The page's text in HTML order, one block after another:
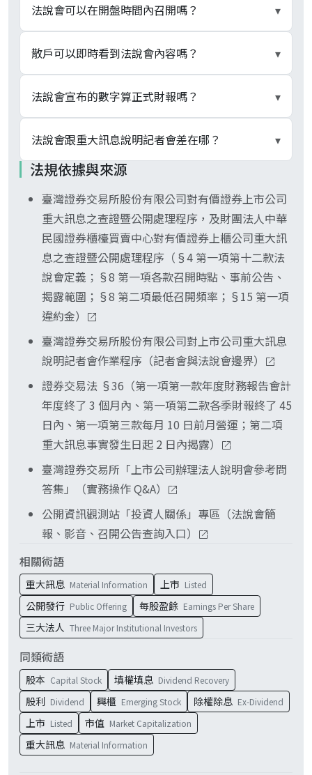
法源是 TWSE 與 TPEx 各自的重大訊息查證暨公開
處理程序（條文見 references）。上市公司每年至
少要在境內自辦或受邀參加一次（創新板每半年、
自 114/1/1 起拉齊為每年一次。法規沒有「強制召
開」的條文，但未達最低頻率可能影響監理評等與
法說會可以在開盤時間內召開嗎？ ▾
原則上不行。除三種例外情形外，法說會不得於交
易時間（09:00–13:30）內召開：(一) 因時差致於
交易時間內召開、(二) 受邀參加者、(三) 其他經申
排在收盤後或週末。
散戶可以即時看到法說會內容嗎？ ▾
可以。會中揭露之財務業務資訊不得逾越同步申報
於 MOPS 之內容，這是程序明文要求。散戶可上公
開資訊觀測站（mops.twse.com.tw）「投資人關
檔；部分權值股另提供線上直播。資訊取得時點散
戶與法人理論上一致，差別在於法人多有研究員即
時消化。
法說會宣布的數字算正式財報嗎？ ▾
不算。法說會多揭露管理層對未來營運的指引（如
下一季營收區間、毛利率展望），屬內部估算性
質。正式年度財務報告須於會計年度終了 3 個月內
公告且經會計師查核簽證、各季財報須於各季終了
45 日內公告且經會計師核閱（證交法規範時程，見
references）。法說會展望數字未經會計師核閱，
法律效力與正式財報不同。
法說會跟重大訊息說明記者會差在哪？ ▾
法說會屬「主動營運溝通」場合，由公司自辦或受
邀參加，每年至少一次；重大訊息說明記者會則屬
「事件觸發強制召開」，於發生影響股東權益或證
券價格之重大事項時，由公司依記者會作業程序於
事實發生或媒體報導之次一營業日前召開。若法說
會中宣布事項達重大訊息門檻，仍須另走重大訊息
申報程序，不可僅以法說會代替申報。
法規依據與來源
臺灣證券交易所股份有限公司對有價證券上市公司
重大訊息之查證暨公開處理程序，及財團法人中華
民國證券櫃檯買賣中心對有價證券上櫃公司重大訊
息之查證暨公開處理程序（§4 第一項第十二款法
說會定義；§8 第一項各款召開時點、事前公告、
揭露範圍；§8 第二項最低召開頻率；§15 第一項
違約金）
臺灣證券交易所股份有限公司對上市公司重大訊息
說明記者會作業程序（記者會與法說會邊界）
證券交易法 §36（第一項第一款年度財務報告會計
年度終了 3 個月內、第一項第二款各季財報終了 45
日內、第一項第三款每月 10 日前月營運；第二項
重大訊息事實發生日起 2 日內揭露）
臺灣證券交易所「上市公司辦理法人說明會參考問
答集」（實務操作 Q&A）
公開資訊觀測站「投資人關係」專區（法說會簡
報、影音、召開公告查詢入口）
相關術語
重大訊息 Material Information 上市 Listed
公開發行 Public Offering 每股盈餘 Earnings Per Share
三大法人 Three Major Institutional Investors
同類術語
股本 Capital Stock 填權填息 Dividend Recovery
股利 Dividend 興櫃 Emerging Stock 除權除息 Ex-Dividend
上市 Listed 市值 Market Capitalization
重大訊息 Material Information